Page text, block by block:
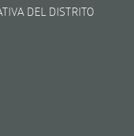
DEL DISTRITO